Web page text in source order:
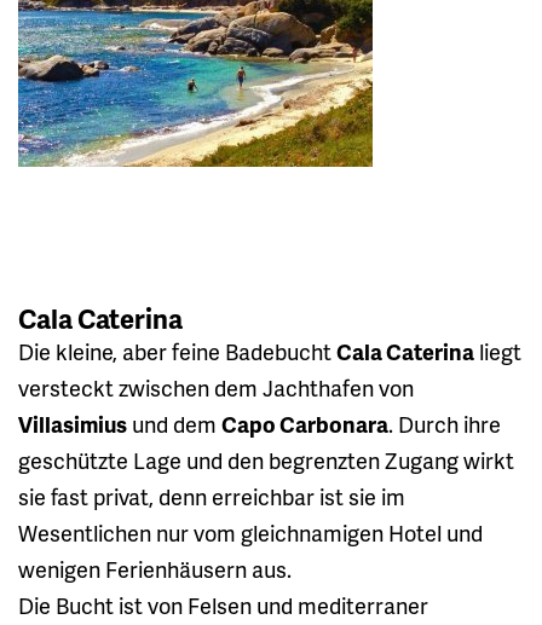
Cala Caterina
Die kleine, aber feine BadebuchtCala Caterina liegt
versteckt zwischen dem Jachthafen von
Villasimius und dem Capo Carbonara. Durch ihre
geschützte Lage und den begrenzten Zugang wirkt
sie fast privat, denn erreichbar ist sie im
Wesentlichen nur vom gleichnamigen Hotel und
wenigen Ferienhäusern aus.
Die Bucht ist von Felsen und mediterraner